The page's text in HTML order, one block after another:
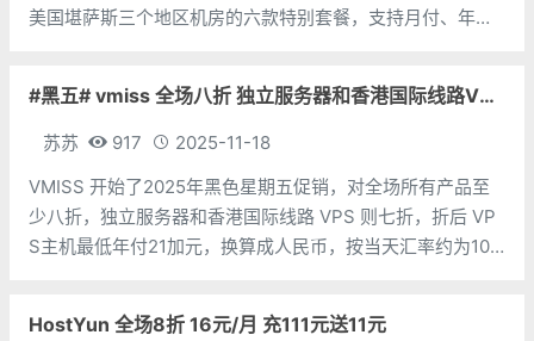
美国堪萨斯三个地区机房的六款特别套餐，支持月付、年
新加坡
#黑五# vmiss 全场八折 独立服务器和香港国际线路VPS七折 香港VPS年付106元
苏苏 917
2025-11-18
VMISS 开始了2025年黑色星期五促销，对全场所有产品至
少八折，独立服务器和香港国际线路 VPS 则七折，折后 VP
S主机最低年付21加元，换算成人民币，按当天汇率约为106
HostYun 全场8折 16元/月 充111元送11元